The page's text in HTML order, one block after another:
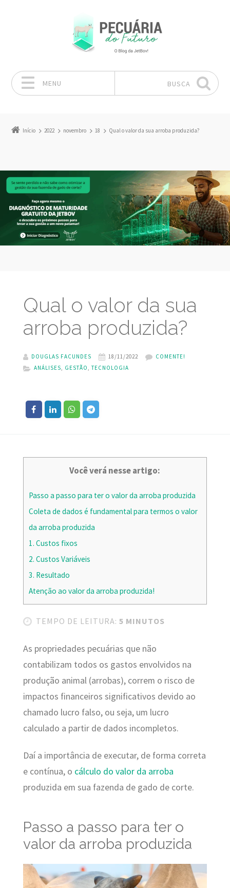
MENU BUSCA
Início 2022 novembro 18 Qual o valor da sua arroba produzida?
Qual o valor da sua
arroba produzida?
DOUGLAS FACUNDES 18/11/2022
COMENTE!
ANÁLISES, GESTÃO,TECNOLOGIA
Você verá nesse artigo:
Passo a passo para ter o valor da arroba produzida
Coleta de dados é fundamental para termos o valor
da arroba produzida
1. Custos fixos
2. Custos Variáveis
3. Resultado
Atenção ao valor da arroba produzida!
TEMPO DE LEITURA: 5 MINUTOS
As propriedades pecuárias que não
contabilizam todos os gastos envolvidos na
produção animal (arrobas), correm o risco de
impactos financeiros significativos devido ao
chamado lucro falso, ou seja, um lucro
calculado a partir de dados incompletos.
Daí a importância de executar, de forma correta
e contínua, o cálculo do valor da arroba
produzida em sua fazenda de gado de corte.
Passo a passo para ter o
valor da arroba produzida